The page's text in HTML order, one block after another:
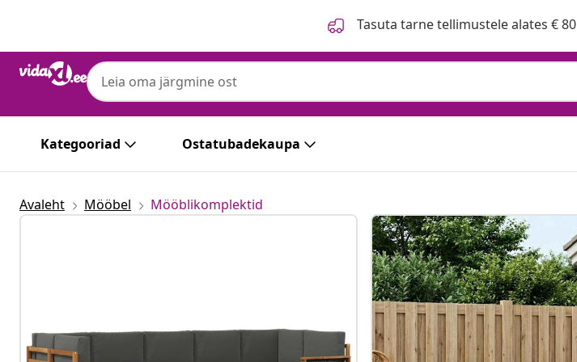
Tasuta tarne tellimustele alates € 80
Kategooriad Ostatubadekaupa
Avaleht Mööbel Mööblikomplektid